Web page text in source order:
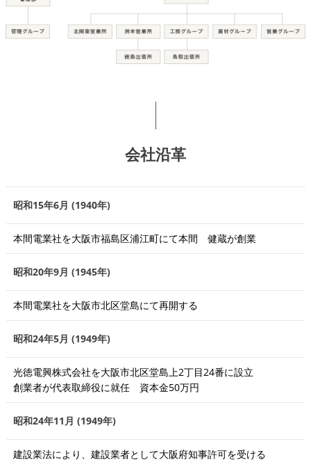
会社沿革
昭和15年6月 (1940年)
本間電業社を大阪市福島区浦江町にて本間 健蔵が創業
昭和20年9月 (1945年)
本間電業社を大阪市北区堂島にて再開する
昭和24年5月 (1949年)
光徳電興株式会社を大阪市北区堂島上2丁目24番に設立
創業者が代表取締役に就任 資本金50万円
昭和24年11月 (1949年)
建設業法により、建設業者として大阪府知事許可を受ける